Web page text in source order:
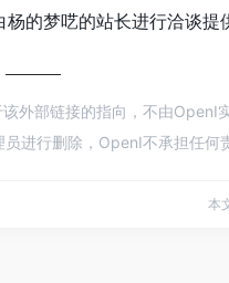
的梦呓的站长进行洽谈提
外部链接的指向，不由
进行删除，OpenI不承担任何
本